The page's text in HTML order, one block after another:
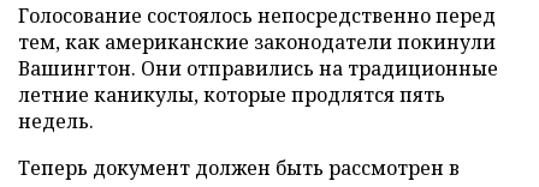
Голосование состоялось непосредственно перед
тем, как американские законодатели покинули
Вашингтон. Они отправились на традиционные
летние каникулы, которые продлятся пять
недель.
Теперь документ должен быть рассмотрен в